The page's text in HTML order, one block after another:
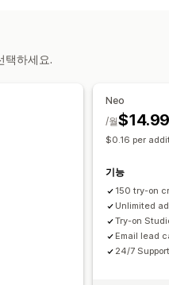
택하세요.
Neo
/월
$0.16 per
기능
150 try-on
Unlimited
Try-on
Email lead
24/7